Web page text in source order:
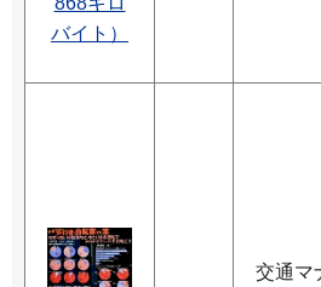
バイト）
交通